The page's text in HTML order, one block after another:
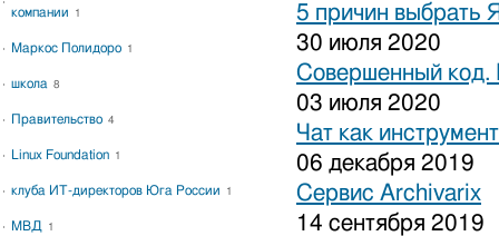
5 причин выбрать
30 июля 2020
Совершенный код.
03 июля 2020
Чат как
06 декабря 2019
Сервис Archivarix
14 сентября 2019
компании
1
Маркос Полидоро 1
школа 8
Правительство 4
Linux Foundation 1
клуба ИТ-директоров Юга России 1
МВД 1